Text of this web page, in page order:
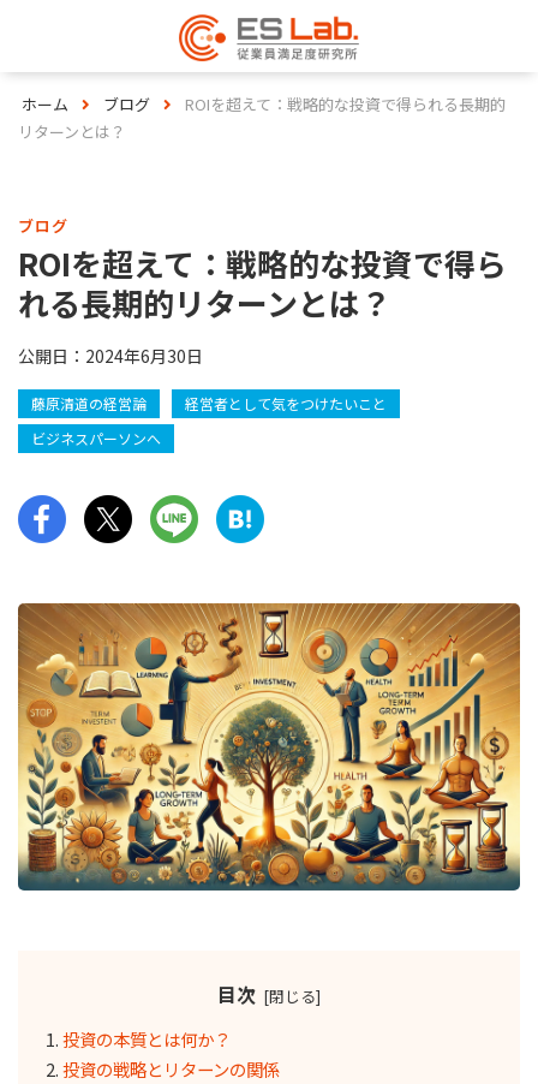
ホーム ブログ
ROIを超えて：戦略的な投資で得られる長期的
リターンとは？
ブログ
ROIを超えて：戦略的な投資で得ら
れる長期的リターンとは？
公開日： 2024年6月30日
藤原清道の経営論
経営者として気をつけたいこと
ビジネスパーソンへ
目次
投資の本質とは何か？
投資の戦略とリターンの関係